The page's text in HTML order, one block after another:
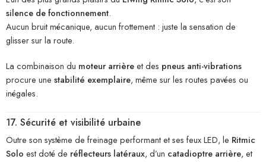
silence de fonctionnement.
Aucun bruit mécanique, aucun frottement : juste la sensation de
glisser sur la route.
La combinaison du moteur arrièreet des pneus anti-vibrations
procure une stabilité exemplaire, même sur les routes pavées ou
inégales.
17. Sécurité et visibilité urbaine
Outre son système de freinage performant et ses feux LED, le Ritmic
Solo est doté de réflecteurs latéraux, d’un catadioptre arrière, et